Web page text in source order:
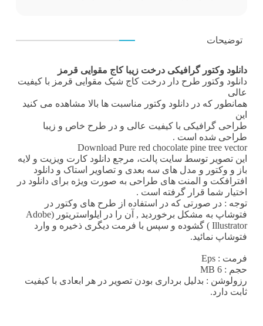
توضیحات
دانلود وکتور گرافیکی درخت زیبا کاج مقوایی قرمز
دانلود وکتور طرح دار درخت کاج شیک مقوایی قرمز با کیفیت
عالی
همانطور که در دانلود وکتور مناسبت ها بالا مشاهده می کنید
این
طراحی گرافیکی با کیفیت عالی و در طرح خاص و زیبا
طراحی شده است .
Download Pure red chocolate pine tree vector
این تصویر توسط سایت پالت، مرجع دانلود کارت ویزیت و لایه
باز و وکتور و مدل های سه بعدی و تصاویر استاک و دانلود
افترافکت و المنت های طراحی به صورت ویژه برای دانلود در
اختیار شما قرار گرفته است .
توجه : در صورتی که در استفاده از طرح های وکتور در
فتوشاپ به مشکل برخوردید , آن را در ایلواستریتور (Adobe
Illustrator ) گشوده و سپس با فرمت دیگری ذخیره و وارد
فتوشاپ نمائید.
فرمت : Eps
حجم : 6 MB
رزولوشن : بدلیل برداری بودن تصویر در هر ابعادی با کیفیت
ثابت دارد.